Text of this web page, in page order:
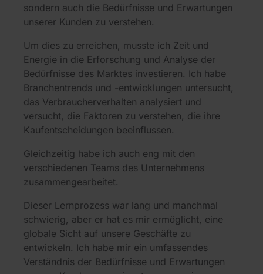
sondern auch die Bedürfnisse und Erwartungen
unserer Kunden zu verstehen.
Um dies zu erreichen, musste ich Zeit und
Energie in die Erforschung und Analyse der
Bedürfnisse des Marktes investieren. Ich habe
Branchentrends und -entwicklungen untersucht,
das Verbraucherverhalten analysiert und
versucht, die Faktoren zu verstehen, die ihre
Kaufentscheidungen beeinflussen.
Gleichzeitig habe ich auch eng mit den
verschiedenen Teams des Unternehmens
zusammengearbeitet.
Dieser Lernprozess war lang und manchmal
schwierig, aber er hat es mir ermöglicht, eine
globale Sicht auf unsere Geschäfte zu
entwickeln. Ich habe mir ein umfassendes
Verständnis der Bedürfnisse und Erwartungen